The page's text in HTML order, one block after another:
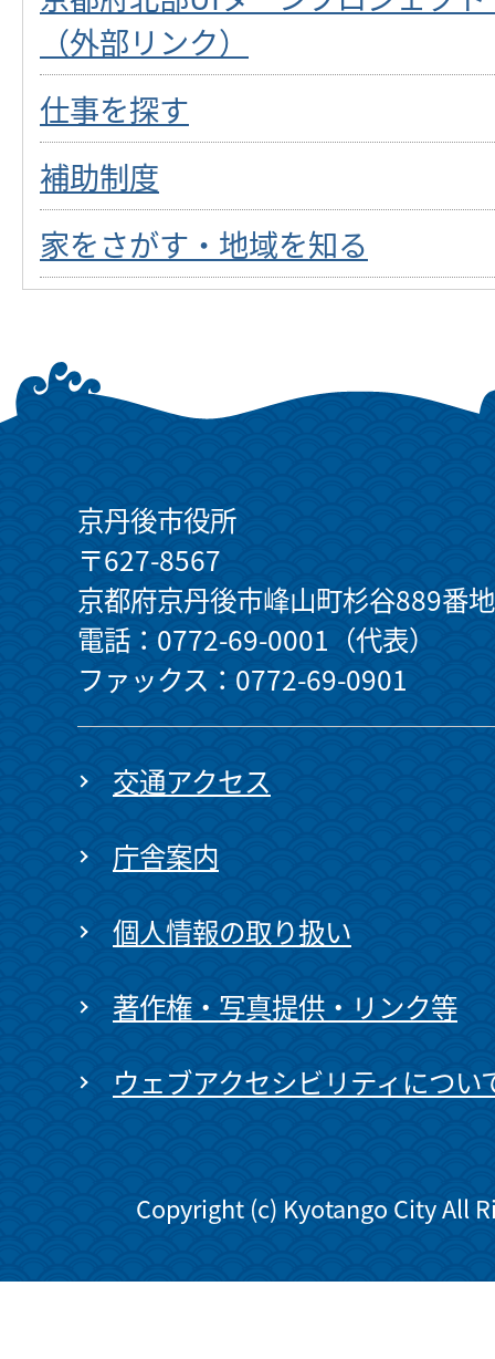
（外部リンク）
仕事を探す
補助制度
家をさがす・地域を知る
京丹後市役所
〒627-8567
京都府京丹後市峰山町杉谷889番地
電話：0772-69-0001（代表）
ファックス：0772-69-0901
交通アクセス
庁舎案内
個人情報の取り扱い
著作権・写真提供・リンク等
ウェブアクセシビリティについ
Copyright (c) Kyotango City All